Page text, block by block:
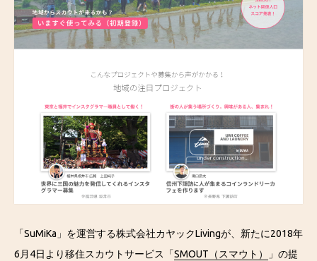
「SuMiKa」を運営する株式会社カヤックLivingが、新たに2018年
6月4日より移住スカウトサービス「SMOUT（スマウト）
」の提